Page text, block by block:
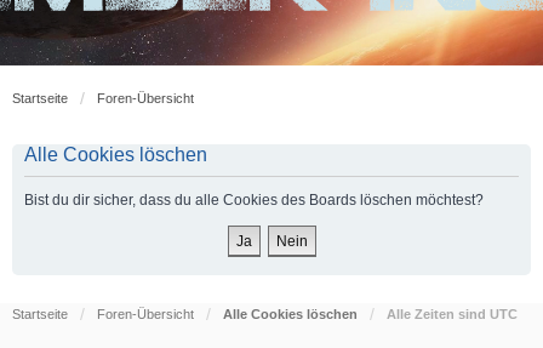
Startseite Foren-Übersicht
Alle Cookies löschen
Bist du dir sicher, dass du alle Cookies des Boards löschen möchtest?
Startseite Foren-Übersicht Alle Cookies löschen Alle Zeiten sind UTC